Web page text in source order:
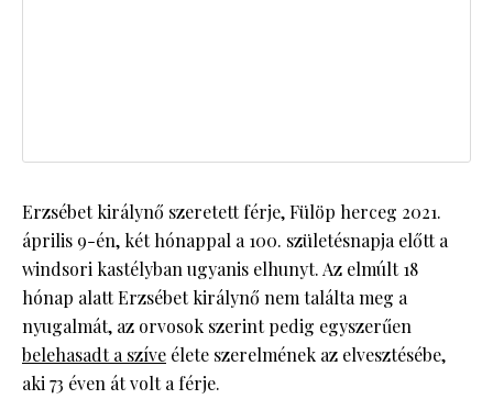
Erzsébet királynő szeretett férje, Fülöp herceg 2021.
április 9-én, két hónappal a 100. születésnapja előtt a
windsori kastélyban ugyanis elhunyt. Az elmúlt 18
hónap alatt Erzsébet királynő nem találta meg a
nyugalmát, az orvosok szerint pedig egyszerűen
belehasadt a szíve élete szerelmének az elvesztésébe,
aki 73 éven át volt a férje.